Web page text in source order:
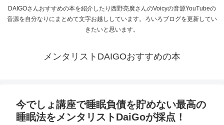
DAIGOさんおすすめの本を紹介したり西野亮廣さんのVoicyの音源YouTubeの
音源を自分なりにまとめて文字お越ししています。ろいろブログを更新してい
きたいと思います。
メンタリストDAIGOおすすめの本
今でしょ講座で睡眠負債を貯めない最高の
睡眠法をメンタリストDaiGoが採点！